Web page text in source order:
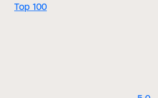
Top 100